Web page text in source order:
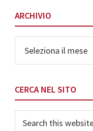
ARCHIVIO
CERCA NEL SITO
this